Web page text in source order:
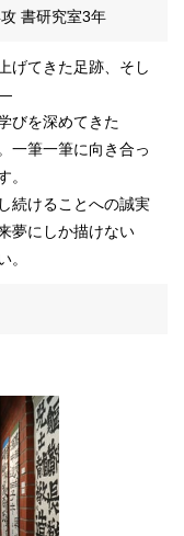
書研究室3年
げてきた足跡、そし
びを深めてきた
一筆一筆に向き合っ
。
続けることへの誠実
夢にしか描けない
。